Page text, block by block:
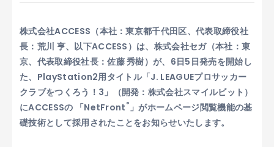
株式会社ACCESS（本社：東京都千代田区、代表取締役社
長：荒川 亨、以下ACCESS）は、株式会社セガ（本社：東
京、代表取締役社長：佐藤 秀樹）が、6日5日発売を開始し
た、PlayStation2用タイトル「J. LEAGUEプロサッカー
クラブをつくろう！3」（開発：株式会社スマイルビット）
にACCESSの 「NetFront ®」がホームページ閲覧機能の基
礎技術として採用されたことをお知らせいたします。